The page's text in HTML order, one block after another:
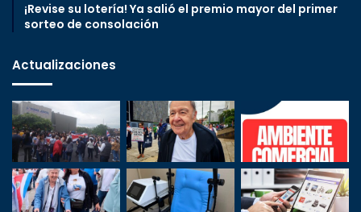
¡Revise su lotería! Ya salió el premio mayor del primer
sorteo de consolación
Actualizaciones